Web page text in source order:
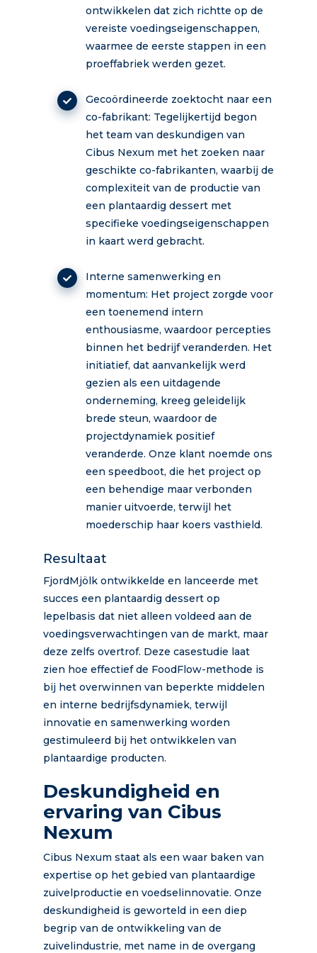
ontwikkelen dat zich richtte op de
vereiste voedingseigenschappen,
waarmee de eerste stappen in een
proeffabriek werden gezet.
Gecoördineerde zoektocht naar een
co-fabrikant: Tegelijkertijd begon
het team van deskundigen van
Cibus Nexum met het zoeken naar
geschikte co-fabrikanten, waarbij de
complexiteit van de productie van
een plantaardig dessert met
specifieke voedingseigenschappen
in kaart werd gebracht.
Interne samenwerking en
momentum: Het project zorgde voor
een toenemend intern
enthousiasme, waardoor percepties
binnen het bedrijf veranderden. Het
initiatief, dat aanvankelijk werd
gezien als een uitdagende
onderneming, kreeg geleidelijk
brede steun, waardoor de
projectdynamiek positief
veranderde. Onze klant noemde ons
een speedboot, die het project op
een behendige maar verbonden
manier uitvoerde, terwijl het
moederschip haar koers vasthield.
Resultaat
FjordMjölk ontwikkelde en lanceerde met
succes een plantaardig dessert op
lepelbasis dat niet alleen voldeed aan de
voedingsverwachtingen van de markt, maar
deze zelfs overtrof. Deze casestudie laat
zien hoe effectief de FoodFlow-methode is
bij het overwinnen van beperkte middelen
en interne bedrijfsdynamiek, terwijl
innovatie en samenwerking worden
gestimuleerd bij het ontwikkelen van
plantaardige producten.
Deskundigheid en
ervaring van Cibus
Nexum
Cibus Nexum staat als een waar baken van
expertise op het gebied van plantaardige
zuivelproductie en voedselinnovatie. Onze
deskundigheid is geworteld in een diep
begrip van de ontwikkeling van de
zuivelindustrie, met name in de overgang